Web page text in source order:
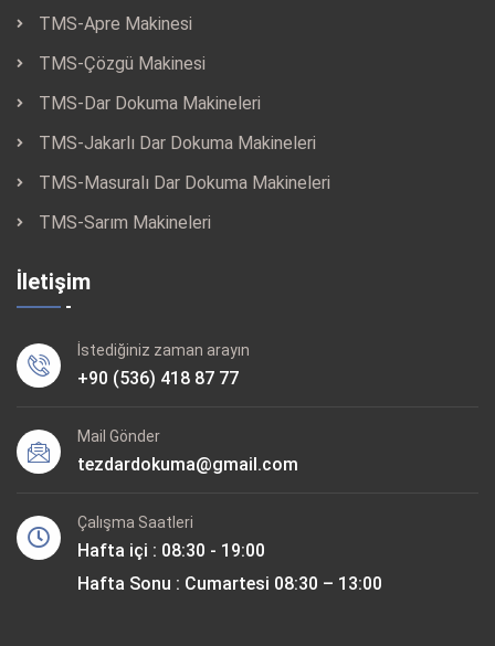
TMS-Apre Makinesi
TMS-Çözgü Makinesi
TMS-Dar Dokuma Makineleri
TMS-Jakarlı Dar Dokuma Makineleri
TMS-Masuralı Dar Dokuma Makineleri
TMS-Sarım Makineleri
İletişim
İstediğiniz zaman arayın
+90 (536) 418 87 77
Mail Gönder
tezdardokuma@gmail.com
Çalışma Saatleri
Hafta içi : 08:30 - 19:00
Hafta Sonu : Cumartesi 08:30 – 13:00